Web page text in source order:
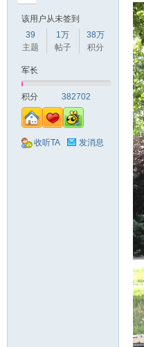
该用户从未签到
39
主题
1万
帖子
38万
积分
军长
积分 382702
收听TA 发消息